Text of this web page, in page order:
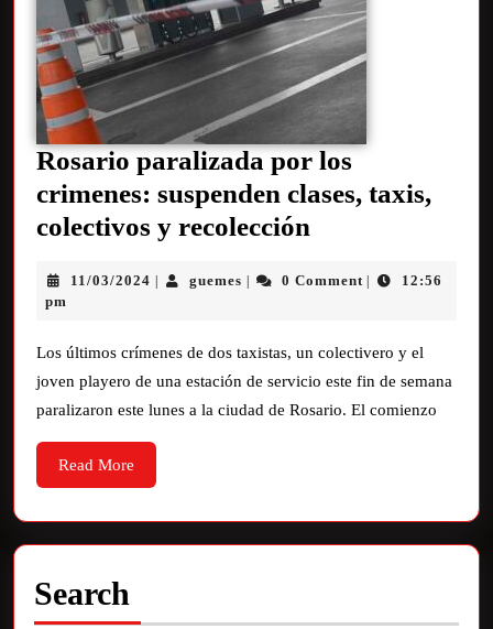
Rosario paralizada por los
crimenes: suspenden clases, taxis,
colectivos y recolección
11/03/2024 | guemes | 0 Comment |
12:56
pm
Los últimos crímenes de dos taxistas, un colectivero y el
joven playero de una estación de servicio este fin de semana
paralizaron este lunes a la ciudad de Rosario. El comienzo
Read More
Search